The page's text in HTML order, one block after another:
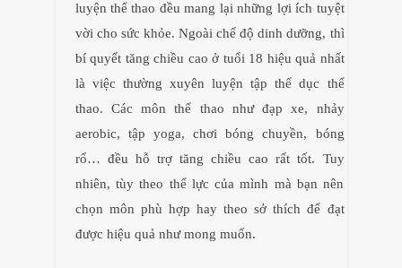
luyện thể thao đều mang lại những lợi ích tuyệt
vời cho sức khỏe. Ngoài chế độ dinh dưỡng, thì
bí quyết tăng chiều cao ở tuổi 18 hiệu quả nhất
là việc thường xuyên luyện tập thể dục thể
thao. Các môn thể thao như đạp xe, nhảy
aerobic, tập yoga, chơi bóng chuyền, bóng
rổ… đều hỗ trợ tăng chiều cao rất tốt. Tuy
nhiên, tùy theo thể lực của mình mà bạn nên
chọn môn phù hợp hay theo sở thích để đạt
được hiệu quả như mong muốn.